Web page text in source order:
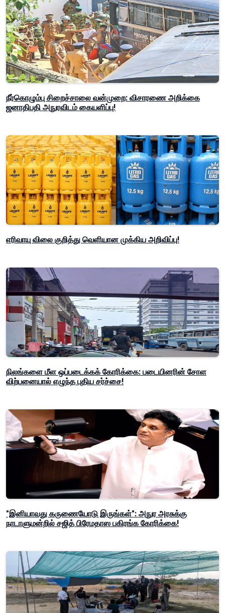
நீர்கொழும்பு சிறைச்சாலை வன்முறை: விசாரணை அறிக்கை
ஜனாதிபதி அநுரவிடம் கையளிப்பு!
எரிவாயு விலை குறித்து வெளியான முக்கிய அறிவிப்பு!
நிலங்களை மீள ஒப்படைக்கக் கோரிக்கை: படையினரின் சோள
விற்பனையால் எழுந்த புதிய சர்ச்சை!
"இனியாவது கருணையோடு இருங்கள்": அநுர அரசுக்கு
நாடாளுமன்றில் சஜித் பிரேமதாஸ பகிரங்க கோரிக்கை!